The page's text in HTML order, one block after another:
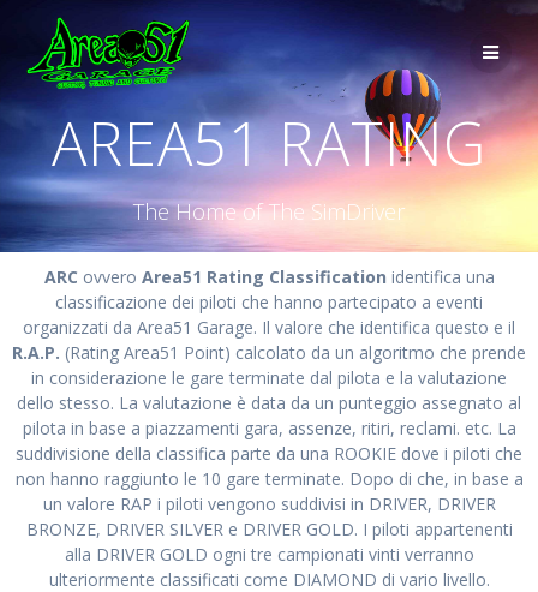
AREA51 RATING
The Home of The SimDriver
ARC ovvero Area51 Rating Classification identifica una
classificazione dei piloti che hanno partecipato a eventi
organizzati da Area51 Garage. Il valore che identifica questo e il
R.A.P. (Rating Area51 Point) calcolato da un algoritmo che prende
in considerazione le gare terminate dal pilota e la valutazione
dello stesso. La valutazione è data da un punteggio assegnato al
pilota in base a piazzamenti gara, assenze, ritiri, reclami. etc. La
suddivisione della classifica parte da una ROOKIE dove i piloti che
non hanno raggiunto le 10 gare terminate. Dopo di che, in base a
un valore RAP i piloti vengono suddivisi in DRIVER, DRIVER
BRONZE, DRIVER SILVER e DRIVER GOLD. I piloti appartenenti
alla DRIVER GOLD ogni tre campionati vinti verranno
ulteriormente classificati come DIAMOND di vario livello.